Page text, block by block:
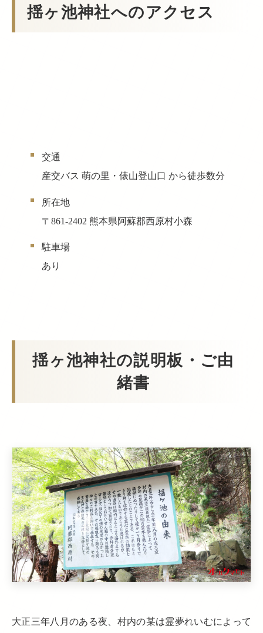
揺ヶ池神社へのアクセス
交通
産交バス 萌の里・俵山登山口 から徒歩数分
所在地
〒861-2402 熊本県阿蘇郡西原村小森
駐車場
あり
揺ヶ池神社の説明板・ご由
緒書
大正三年八月のある夜、村内の某は霊夢れいむによって